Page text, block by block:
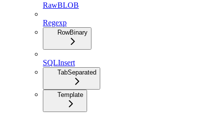
RawBLOB
Regexp
RowBinary
SQLInsert
TabSeparated
Template